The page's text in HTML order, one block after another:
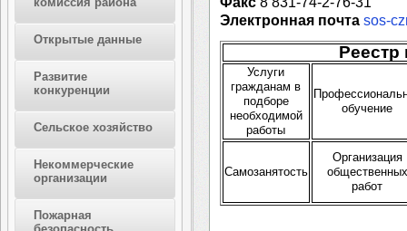
Открытые данные
Развитие
конкуренции
Сельское хозяйство
Некоммерческие
организации
Пожарная
Электронная почта sos-
Реестр
Услуги
гражданам в
подборе
необходимой
работы
обучение
Самозанятость
Организация
общественных
работ